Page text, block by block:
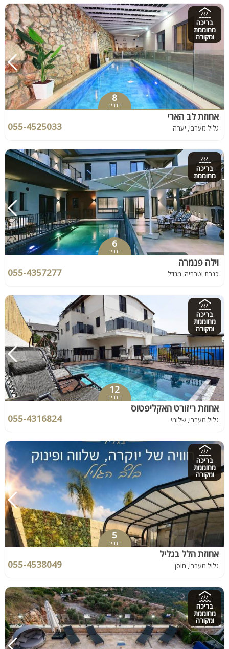
בריכה
מחוממת
ומקורה
8
חדרים
אחוזת לב הארי
גליל מערבי, יערה 055-4525033
בריכה
מחוממת
6
חדרים
וילה פנמרה
כנרת וטבריה, מגדל 055-4357277
בריכה
מחוממת
ומקורה
12
חדרים
אחוזת ריזורט האקליפטוס
גליל מערבי, שלומי 055-4316824
בריכה
מחוממת
ומקורה
5
חדרים
אחוזת הלל בגליל
גליל מערבי, חוסן 055-4538049
בריכה
מחוממת
ומקורה